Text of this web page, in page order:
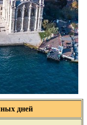
дней